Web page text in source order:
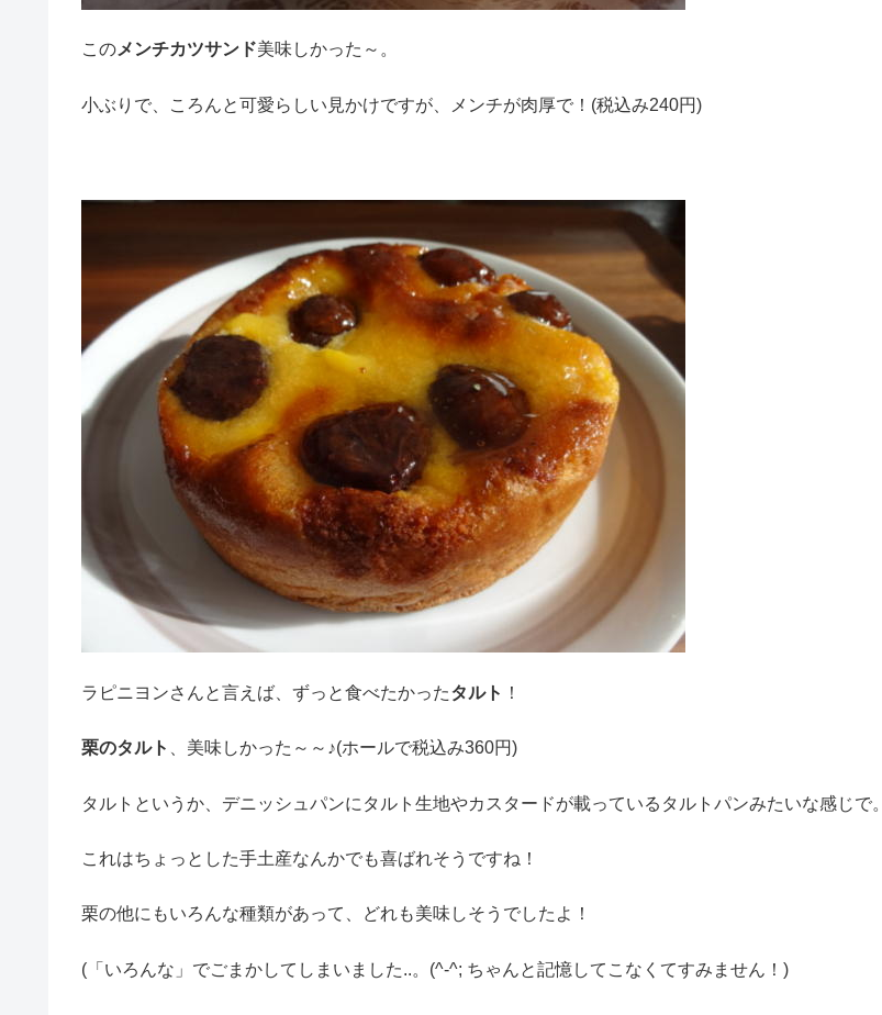
このメンチカツサンド美味しかった～。
小ぶりで、ころんと可愛らしい見かけですが、メンチが肉厚で！(税込み240円)
ラピニヨンさんと言えば、ずっと食べたかったタルト ！
栗のタルト 、美味しかった～～♪(ホールで税込み360円)
タルトというか、デニッシュパンにタルト生地やカスタードが載っているタルトパンみたいな感じで。
これはちょっとした手土産なんかでも喜ばれそうですね！
栗の他にもいろんな種類があって、どれも美味しそうでしたよ！
(「いろんな」でごまかしてしまいました..。(^-^; ちゃんと記憶してこなくてすみません！)